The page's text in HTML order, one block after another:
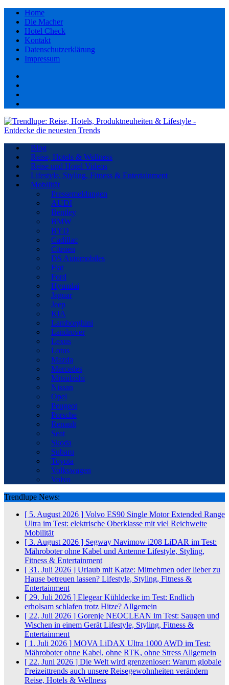
Home
Die Macher
Hotel Check
Kontakt
Datenschutzerklärung
Impressum
Blog
Reise, Hotels & Wellness
Reise und Hotel Videos
Lifestyle, Styling, Fitness & Entertainment
Mobilität
Pressemeldungen
AUDI
Bentley
BMW
BYD
Cadillac
Citroen
DS Automobiles
Fiat
Ford
Hyundai
Jaguar
Jeep
KIA
Lamborghini
Landrover
Lexus
Lotus
Mazda
Mercedes
Mitsubishi
Nissan
Opel
Peugeot
Porsche
Renault
Seat
Skoda
Subaru
Toyota
Volkswagen
Volvo
Trendlupe News:
[ 5. August 2026 ] Volvo ES90 Single Motor Extended Range
Ultra im Test: elektrische Oberklasse mit viel Reichweite
Mobilität
[ 3. August 2026 ] Segway Navimow i208 LiDAR im Test:
Mähroboter ohne Kabel und Antenne Lifestyle, Styling,
Fitness & Entertainment
[ 31. Juli 2026 ] Urlaub mit Katze: Mitnehmen oder lieber zu
Hause betreuen lassen? Lifestyle, Styling, Fitness &
Entertainment
[ 29. Juli 2026 ] Elegear Kühldecke im Test: Endlich
erholsam schlafen trotz Hitze? Allgemein
[ 22. Juli 2026 ] Gorenje NEOCLEAN im Test: Saugen und
Wischen in einem Gerät Lifestyle, Styling, Fitness &
Entertainment
[ 1. Juli 2026 ] MOVA LiDAX Ultra 1000 AWD im Test:
Mähroboter ohne Kabel, ohne RTK, ohne Stress Allgemein
[ 22. Juni 2026 ] Die Welt wird grenzenloser: Warum globale
Freizeittrends auch unsere Reisegewohnheiten verändern
Reise, Hotels & Wellness